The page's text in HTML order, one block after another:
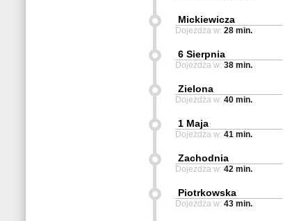
Mickiewicza
Dojeżdża w: 28 min.
6 Sierpnia
Dojeżdża w: 38 min.
Zielona
Dojeżdża w: 40 min.
1 Maja
Dojeżdża w: 41 min.
Zachodnia
Dojeżdża w: 42 min.
Piotrkowska
Dojeżdża w: 43 min.